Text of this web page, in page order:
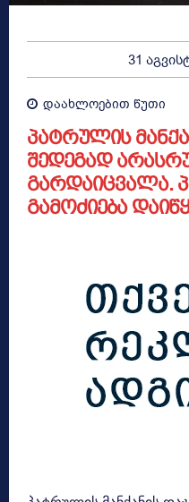
31
დაახლოებით წუთი
პატრულის
შედეგად
გარდაიცვალა.
გამოძიება